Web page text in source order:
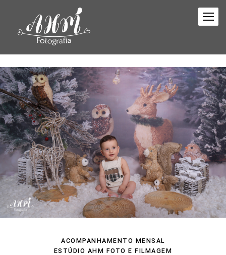
ACOMPANHAMENTO MENSAL
ESTÚDIO AHM FOTO E FILMAGEM